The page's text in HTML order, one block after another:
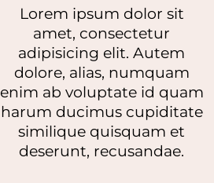
Lorem ipsum dolor sit
amet, consectetur
adipisicing elit. Autem
dolore, alias, numquam
enim ab voluptate id quam
harum ducimus cupiditate
similique quisquam et
deserunt, recusandae.